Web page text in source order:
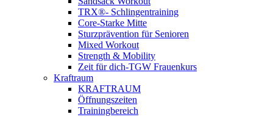
TRX®- Schlingentraining
Core-Starke Mitte
Sturzprävention für Senioren
Mixed Workout
Strength & Mobility
Zeit für dich-TGW Frauenkurs
Kraftraum
KRAFTRAUM
Öffnungszeiten
Trainingbereich